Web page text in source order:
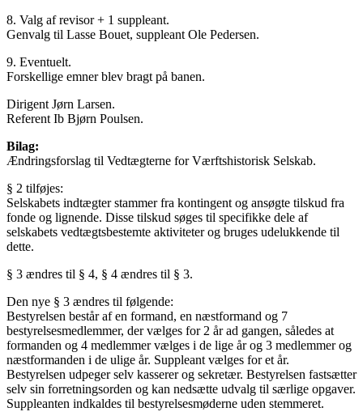
8. Valg af revisor + 1 suppleant.
Genvalg til Lasse Bouet, suppleant Ole Pedersen.
9. Eventuelt.
Forskellige emner blev bragt på banen.
Dirigent Jørn Larsen.
Referent Ib Bjørn Poulsen.
Bilag:
Ændringsforslag til Vedtægterne for Værftshistorisk Selskab.
§ 2 tilføjes:
Selskabets indtægter stammer fra kontingent og ansøgte tilskud fra
fonde og lignende. Disse tilskud søges til specifikke dele af
selskabets vedtægtsbestemte aktiviteter og bruges udelukkende til
dette.
§ 3 ændres til § 4, § 4 ændres til § 3.
Den nye § 3 ændres til følgende:
Bestyrelsen består af en formand, en næstformand og 7
bestyrelsesmedlemmer, der vælges for 2 år ad gangen, således at
formanden og 4 medlemmer vælges i de lige år og 3 medlemmer og
næstformanden i de ulige år. Suppleant vælges for et år.
Bestyrelsen udpeger selv kasserer og sekretær. Bestyrelsen fastsætter
selv sin forretningsorden og kan nedsætte udvalg til særlige opgaver.
Suppleanten indkaldes til bestyrelsesmøderne uden stemmeret.